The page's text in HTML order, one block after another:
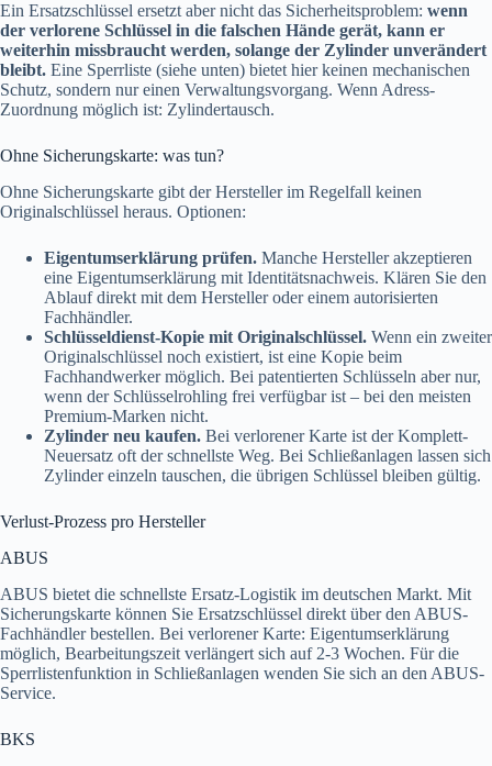
Ein Ersatzschlüssel ersetzt aber nicht das Sicherheitsproblem: wenn
der verlorene Schlüssel in die falschen Hände gerät, kann er
weiterhin missbraucht werden, solange der Zylinder unverändert
bleibt. Eine Sperrliste (siehe unten) bietet hier keinen mechanischen
Schutz, sondern nur einen Verwaltungsvorgang. Wenn Adress-
Zuordnung möglich ist: Zylindertausch.
Ohne Sicherungskarte: was tun?
Ohne Sicherungskarte gibt der Hersteller im Regelfall keinen
Originalschlüssel heraus. Optionen:
Eigentumserklärung prüfen. Manche Hersteller akzeptieren
eine Eigentumserklärung mit Identitätsnachweis. Klären Sie den
Ablauf direkt mit dem Hersteller oder einem autorisierten
Fachhändler.
Schlüsseldienst-Kopie mit Originalschlüssel. Wenn ein zweiter
Originalschlüssel noch existiert, ist eine Kopie beim
Fachhandwerker möglich. Bei patentierten Schlüsseln aber nur,
wenn der Schlüsselrohling frei verfügbar ist – bei den meisten
Premium-Marken nicht.
Zylinder neu kaufen. Bei verlorener Karte ist der Komplett-
Neuersatz oft der schnellste Weg. Bei Schließanlagen lassen sich
Zylinder einzeln tauschen, die übrigen Schlüssel bleiben gültig.
Verlust-Prozess pro Hersteller
ABUS
ABUS bietet die schnellste Ersatz-Logistik im deutschen Markt. Mit
Sicherungskarte können Sie Ersatzschlüssel direkt über den ABUS-
Fachhändler bestellen. Bei verlorener Karte: Eigentumserklärung
möglich, Bearbeitungszeit verlängert sich auf 2-3 Wochen. Für die
Sperrlistenfunktion in Schließanlagen wenden Sie sich an den ABUS-
Service.
BKS